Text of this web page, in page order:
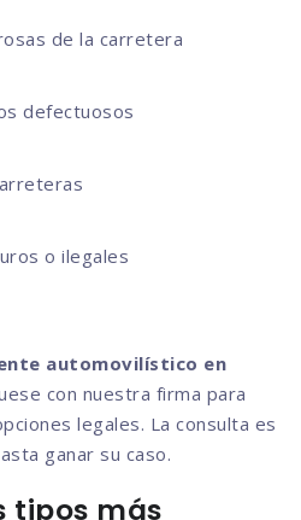
de la carretera
defectuosos
o ilegales
automovilístico en
con nuestra firma para
legales. La consulta es
ganar su caso.
tipos más